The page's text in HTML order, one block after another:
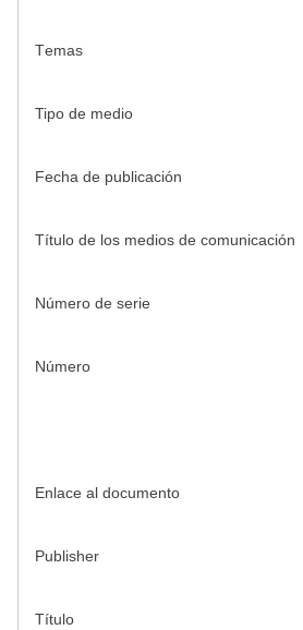
Тemas
Tipo de medio
Fecha de publicación
Título de los medios de comunicación
Número de serie
Número
Enlace al documento
Publisher
Título